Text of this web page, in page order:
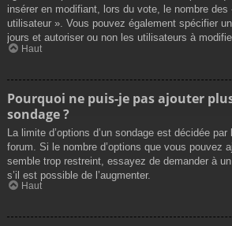
insérer en modifiant, lors du vote, le nombre des
utilisateur ». Vous pouvez également spécifier
jours et autoriser ou non les utilisateurs à
Haut
Pourquoi ne puis-je pas ajouter
sondage ?
La limite d’options d’un sondage est décidée
forum. Si le nombre d’options que vous pouvez
semble trop restreint, essayez de demander à
s’il est possible de l’augmenter.
Haut